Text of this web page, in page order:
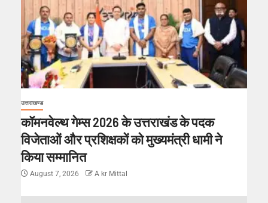
उत्तराखण्ड
कॉमनवेल्थ गेम्स 2026 के उत्तराखंड के पदक
विजेताओं और प्रशिक्षकों को मुख्यमंत्री धामी ने
किया सम्मानित
August 7, 2026 A kr Mittal